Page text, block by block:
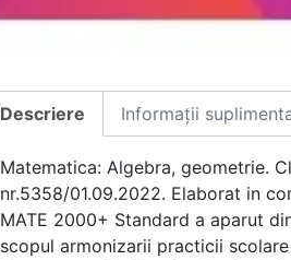
Descriere Informații
Matematica: Algebra, geometrie.
nr.5358/01.09.2022. Elaborat in
MATE 2000+ Standard a aparut
scopul armonizarii practicii